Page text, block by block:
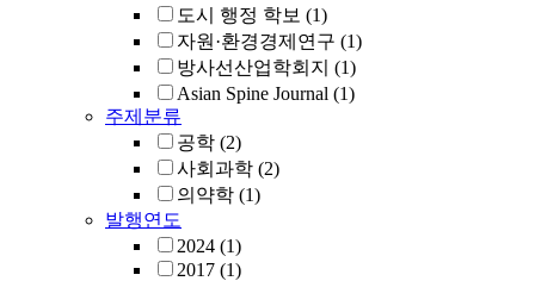
도시 행정 학보 (1)
자원·환경경제연구 (1)
방사선산업학회지 (1)
Asian Spine Journal (1)
주제분류
공학 (2)
사회과학 (2)
의약학 (1)
발행연도
2024 (1)
2017 (1)